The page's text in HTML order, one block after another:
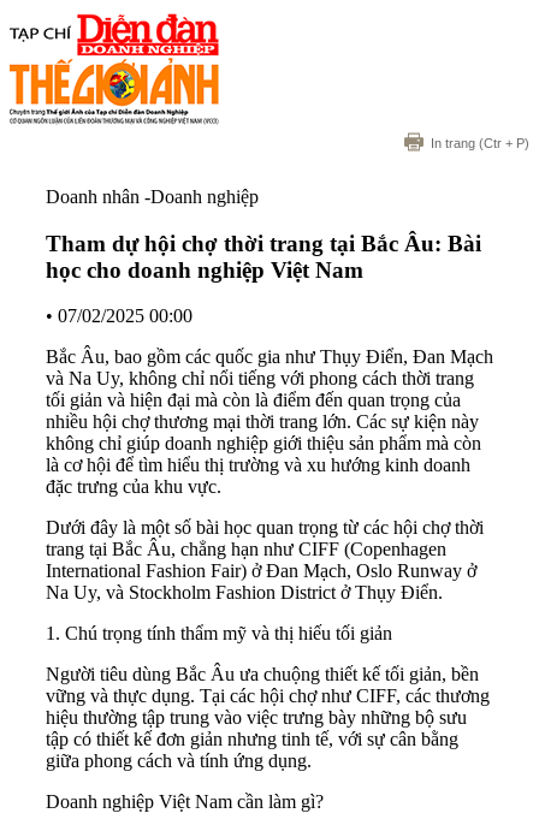
In trang (Ctr + P)
Doanh nhân -Doanh nghiệp
Tham dự hội chợ thời trang tại Bắc Âu: Bài
học cho doanh nghiệp Việt Nam
• 07/02/2025 00:00
Bắc Âu, bao gồm các quốc gia như Thụy Điển, Đan Mạch
và Na Uy, không chỉ nổi tiếng với phong cách thời trang
tối giản và hiện đại mà còn là điểm đến quan trọng của
nhiều hội chợ thương mại thời trang lớn. Các sự kiện này
không chỉ giúp doanh nghiệp giới thiệu sản phẩm mà còn
là cơ hội để tìm hiểu thị trường và xu hướng kinh doanh
đặc trưng của khu vực.
Dưới đây là một số bài học quan trọng từ các hội chợ thời
trang tại Bắc Âu, chẳng hạn như CIFF (Copenhagen
International Fashion Fair) ở Đan Mạch, Oslo Runway ở
Na Uy, và Stockholm Fashion District ở Thụy Điển.
1. Chú trọng tính thẩm mỹ và thị hiếu tối giản
Người tiêu dùng Bắc Âu ưa chuộng thiết kế tối giản, bền
vững và thực dụng. Tại các hội chợ như CIFF, các thương
hiệu thường tập trung vào việc trưng bày những bộ sưu
tập có thiết kế đơn giản nhưng tinh tế, với sự cân bằng
giữa phong cách và tính ứng dụng.
Doanh nghiệp Việt Nam cần làm gì?